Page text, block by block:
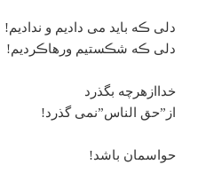
دلی ڪه باید می دادیم و ندادیم!
دلی ڪه شڪستیم ورهاڪردیم!
خداازهرچه بگذرد
از”حق الناس”نمی گذرد!
حواسمان باشد!